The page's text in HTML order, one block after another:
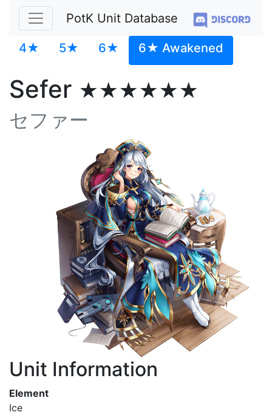
PotK Unit Database
4★ 5★ 6★ 6★ Awakened
Sefer ★★★★★★
セファー
Unit Information
Element
Ice